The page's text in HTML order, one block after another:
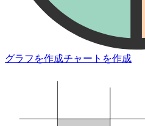
グラフを作成チャートを作成